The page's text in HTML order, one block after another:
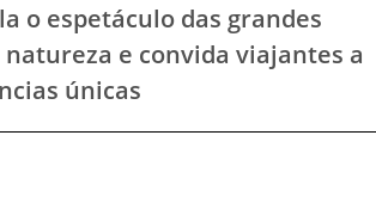
o espetáculo das grandes
e convida viajantes a
únicas